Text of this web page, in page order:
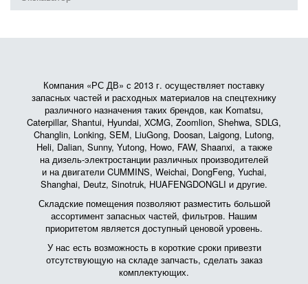
Компания «РС ДВ» с 2013 г. осуществляет поставку
запасных частей и расходных материалов на спецтехнику
различного назначения таких брендов, как Komatsu,
Caterpillar, Shantui, Hyundai, XCMG, Zoomlion, Shehwa, SDLG,
Changlin, Lonking, SEM, LiuGong, Doosan, Laigong, Lutong,
Heli, Dalian, Sunny, Yutong, Howo, FAW, Shaanxi, а также
на дизель-электростанции различных производителей
и на двигатели CUMMINS, Weichai, DongFeng, Yuchai,
Shanghai, Deutz, Sinotruk, HUAFENGDONGLI и другие.
Складские помещения позволяют разместить большой
ассортимент запасных частей, фильтров. Нашим
приоритетом является доступный ценовой уровень.
У нас есть возможность в короткие сроки привезти
отсутствующую на складе запчасть, сделать заказ
комплектующих.